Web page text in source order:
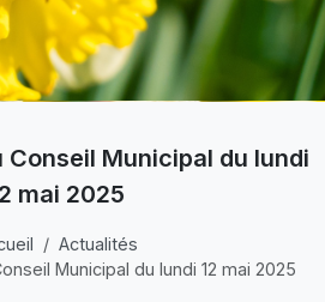
Conseil Municipal du lundi
mai 2025
Actualités
Municipal du lundi 12 mai 2025